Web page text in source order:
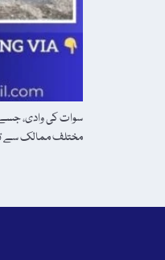
​سوات کی وادی، جسے
مختلف ممالک سے